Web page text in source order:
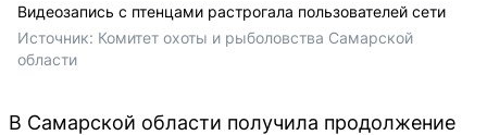
Видеозапись с птенцами растрогала пользователей сети
Источник: Комитет охоты и рыболовства Самарской
области
В Самарской области получила продолжение